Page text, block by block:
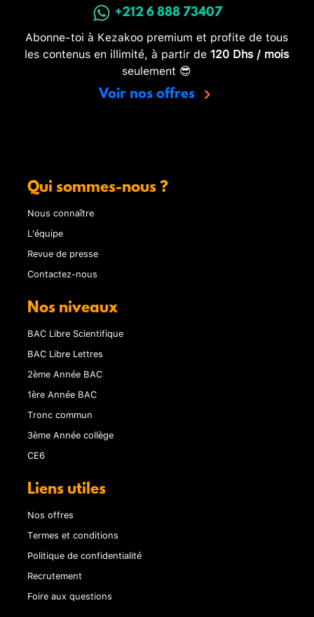
+212 6 888 73407
Abonne-toi à Kezakoo premium et profite de tous
les contenus en illimité, à partir de 120 Dhs / mois
seulement 😎
Voir nos offres
Qui sommes-nous ?
Nous connaître
L'équipe
Revue de presse
Contactez-nous
Nos niveaux
BAC Libre Scientifique
BAC Libre Lettres
2ème Année BAC
1ère Année BAC
Tronc commun
3ème Année collège
CE6
Liens utiles
Nos offres
Termes et conditions
Politique de confidentialité
Recrutement
Foire aux questions